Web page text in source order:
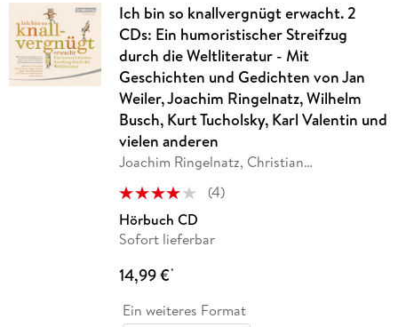
Ich bin so knallvergnügt erwacht. 2
CDs: Ein humoristischer Streifzug
durch die Weltliteratur - Mit
Geschichten und Gedichten von Jan
Weiler, Joachim Ringelnatz, Wilhelm
Busch, Kurt Tucholsky, Karl Valentin und
vielen anderen
Joachim Ringelnatz, Christian
(4)
Hörbuch CD
Sofort lieferbar
14,99 €*
Ein weiteres Format